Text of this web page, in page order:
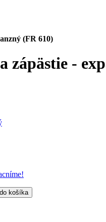
(FR 610)
zápästie -
košíka